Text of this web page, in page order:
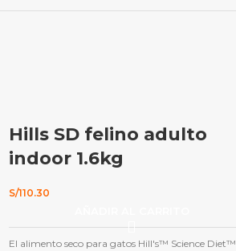
Hills SD felino adulto
indoor 1.6kg
S/110.30
El alimento seco para gatos Hill's™ Science Diet™